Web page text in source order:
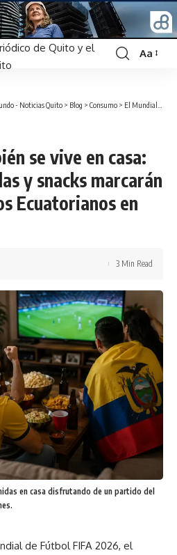
Font
Aa
- Noticias Quito > Blog > Consumo > El Mundial también se vive en casa: reuniones, cábalas y snacks marcarán el consumo de los Ecuatorianos en 2026
se vive en casa:
y snacks marcarán
Ecuatorianos en
3 Min Read
en casa disfrutando de un partido del
de Fútbol FIFA 2026, el